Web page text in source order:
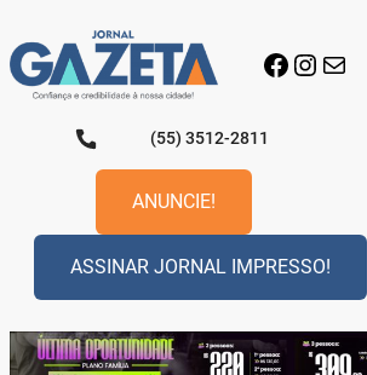
para
o
conteúdo
E-mail
(55) 3512-2811
ANUNCIE!
ASSINAR JORNAL IMPRESSO!